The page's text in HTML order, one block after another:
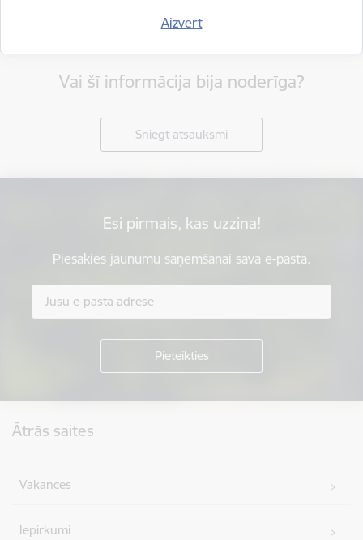
Aizvērt
Vai šī informācija bija noderīga?
Sniegt atsauksmi
Esi pirmais, kas uzzina!
Piesakies jaunumu saņemšanai savā e-pastā.
Ātrās saites
Vakances
Iepirkumi